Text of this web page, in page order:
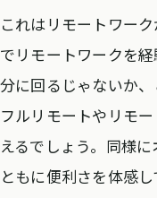
これはリモートワー
でリモートワークを
分に回るじゃないか、
フルリモートやリモ
えるでしょう。同様
ともに便利さを体感